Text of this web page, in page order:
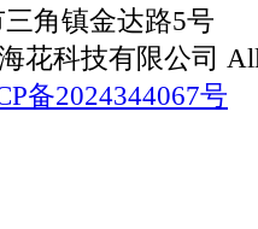
角镇金达路5号
花科技有限公司
备2024344067号